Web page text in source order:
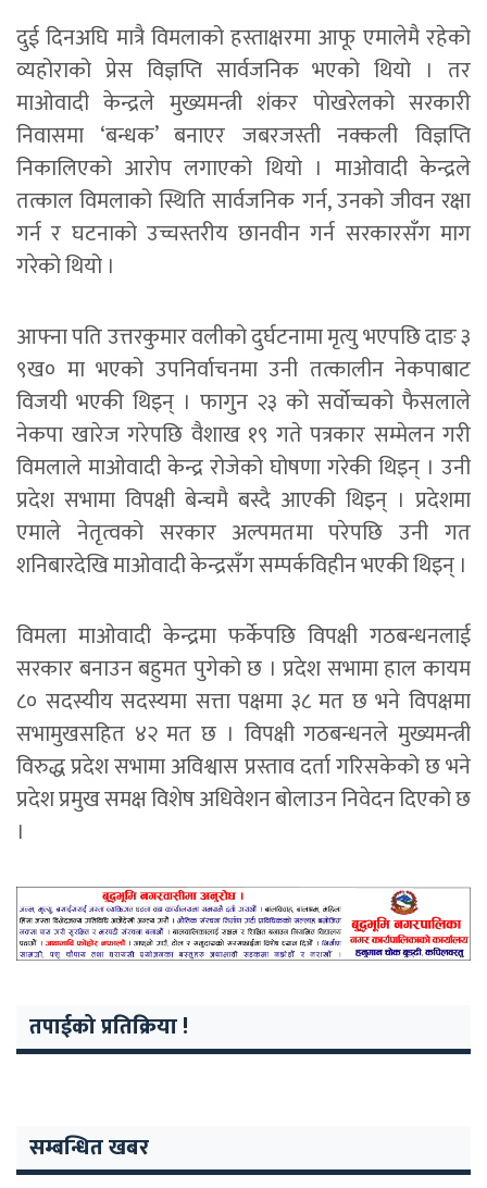
दुई दिनअघि मात्रै विमलाको हस्ताक्षरमा आफू एमालेमै रहेको
व्यहोराको प्रेस विज्ञप्ति सार्वजनिक भएको थियो । तर
माओवादी केन्द्रले मुख्यमन्त्री शंकर पोखरेलको सरकारी
निवासमा ‘बन्धक’ बनाएर जबरजस्ती नक्कली विज्ञप्ति
निकालिएको आरोप लगाएको थियो । माओवादी केन्द्रले
तत्काल विमलाको स्थिति सार्वजनिक गर्न, उनको जीवन रक्षा
गर्न र घटनाको उच्चस्तरीय छानवीन गर्न सरकारसँग माग
गरेको थियो ।
आफ्ना पति उत्तरकुमार वलीको दुर्घटनामा मृत्यु भएपछि दाङ ३
९ख० मा भएको उपनिर्वाचनमा उनी तत्कालीन नेकपाबाट
विजयी भएकी थिइन् । फागुन २३ को सर्वोच्चको फैसलाले
नेकपा खारेज गरेपछि वैशाख १९ गते पत्रकार सम्मेलन गरी
विमलाले माओवादी केन्द्र रोजेको घोषणा गरेकी थिइन् । उनी
प्रदेश सभामा विपक्षी बेन्चमै बस्दै आएकी थिइन् । प्रदेशमा
एमाले नेतृत्वको सरकार अल्पमतमा परेपछि उनी गत
शनिबारदेखि माओवादी केन्द्रसँग सम्पर्कविहीन भएकी थिइन् ।
विमला माओवादी केन्द्रमा फर्केपछि विपक्षी गठबन्धनलाई
सरकार बनाउन बहुमत पुगेको छ । प्रदेश सभामा हाल कायम
८० सदस्यीय सदस्यमा सत्ता पक्षमा ३८ मत छ भने विपक्षमा
सभामुखसहित ४२ मत छ । विपक्षी गठबन्धनले मुख्यमन्त्री
विरुद्ध प्रदेश सभामा अविश्वास प्रस्ताव दर्ता गरिसकेको छ भने
प्रदेश प्रमुख समक्ष विशेष अधिवेशन बोलाउन निवेदन दिएको छ
।
तपाईको प्रतिक्रिया !
सम्बन्धित खबर